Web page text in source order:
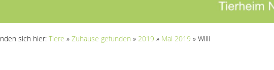
sich hier: Tiere » Zuhause gefunden » 2019 » Mai 2019 » Willi